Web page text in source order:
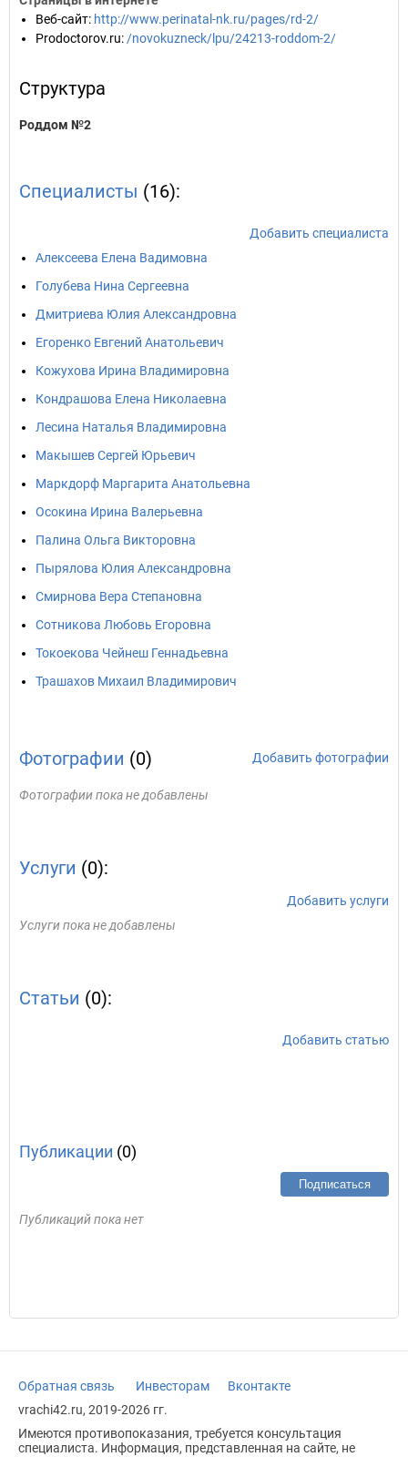
Веб-сайт: http://www.perinatal-nk.ru/pages/rd-2/
Prodoctorov.ru: /novokuzneck/lpu/24213-roddom-2/
Структура
Роддом №2
Специалисты (16):
Добавить специалиста
Алексеева Елена Вадимовна
Голубева Нина Сергеевна
Дмитриева Юлия Александровна
Егоренко Евгений Анатольевич
Кожухова Ирина Владимировна
Кондрашова Елена Николаевна
Лесина Наталья Владимировна
Макышев Сергей Юрьевич
Маркдорф Маргарита Анатольевна
Осокина Ирина Валерьевна
Палина Ольга Викторовна
Пырялова Юлия Александровна
Смирнова Вера Степановна
Сотникова Любовь Егоровна
Токоекова Чейнеш Геннадьевна
Трашахов Михаил Владимирович
Фотографии (0) Добавить фотографии
Фотографии пока не добавлены
Услуги (0):
Добавить услуги
Услуги пока не добавлены
Статьи (0):
Добавить статью
Публикации (0)
Подписаться
Публикаций пока нет
Обратная связь Инвесторам
Вконтакте
vrachi42.ru, 2019-2026 гг.
Имеются противопоказания, требуется консультация
специалиста. Информация, представленная на сайте, не